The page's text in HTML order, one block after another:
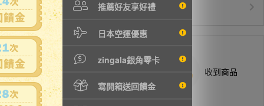
推薦好友享好禮
日本空運優惠
zingala銀角零卡
寫開箱送回饋金
VIP會員 白金會員升等優惠
商品抵台通知出貨 收到商品